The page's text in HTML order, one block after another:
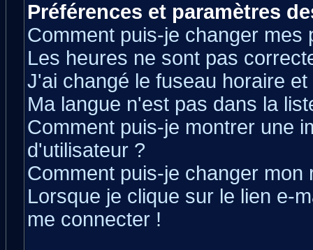
Préférences et paramètres
Comment puis-je changer mes
Les heures ne sont pas
J'ai changé le fuseau horaire
Ma langue n'est pas dans la
Comment puis-je montrer une
d'utilisateur ?
Comment puis-je changer mon
Lorsque je clique sur le lien e-
me connecter !